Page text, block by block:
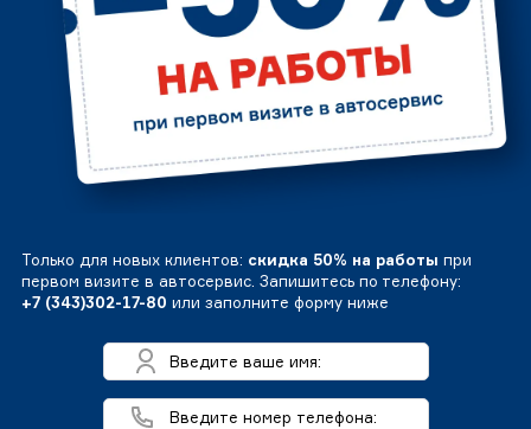
Только для новых клиентов: скидка 50% на работы при
первом визите в автосервис. Запишитесь по телефону:
+7 (343)302-17-80 или заполните форму ниже